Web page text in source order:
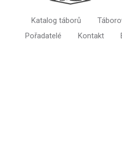
Katalog táborů
Pořadatelé
Kontakt